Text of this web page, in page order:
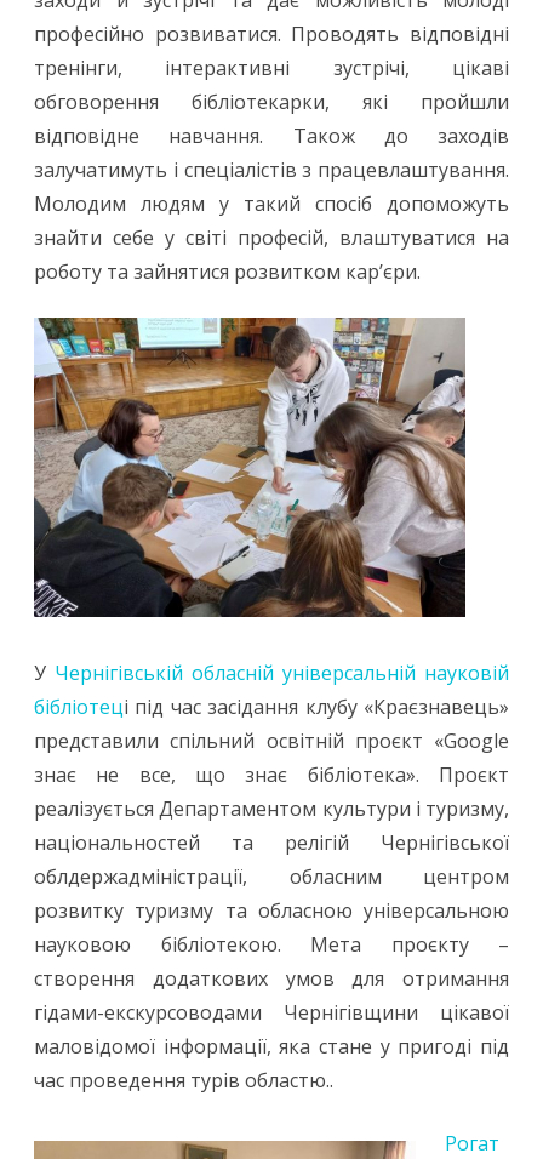
професійно розвиватися. Проводять відповідні
тренінги, інтерактивні зустрічі, цікаві
обговорення бібліотекарки, які пройшли
відповідне навчання. Також до заходів
залучатимуть і спеціалістів з працевлаштування.
Молодим людям у такий спосіб допоможуть
знайти себе у світі професій, влаштуватися на
роботу та зайнятися розвитком кар’єри.
У Чернігівській обласній універсальній науковій
бібліотеці під час засідання клубу «Краєзнавець»
представили спільний освітній проєкт «Google
знає не все, що знає бібліотека». Проєкт
реалізується Департаментом культури і туризму,
національностей та релігій Чернігівської
облдержадміністрації, обласним центром
розвитку туризму та обласною універсальною
науковою бібліотекою. Мета проєкту –
створення додаткових умов для отримання
гідами-екскурсоводами Чернігівщини цікавої
маловідомої інформації, яка стане у пригоді під
час проведення турів областю..
Рогат